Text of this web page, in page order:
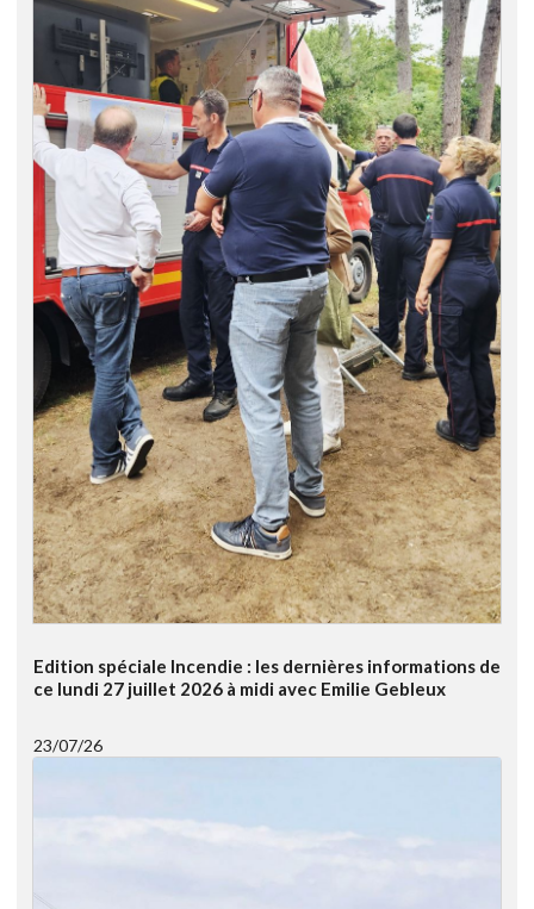
Edition spéciale Incendie : les dernières informations de
ce lundi 27 juillet 2026 à midi avec Emilie Gebleux
23/07/26